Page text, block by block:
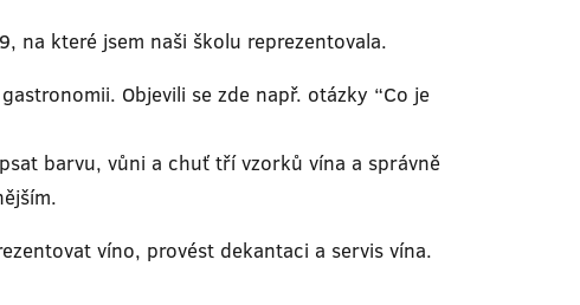
na které jsem naši školu reprezentovala.
Objevili se zde např. otázky “Co je
barvu, vůni a chuť tří vzorků vína a správně
víno, provést dekantaci a servis vína.